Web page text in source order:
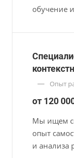
обучение
— Опыт
от 120
Мы ищем
опыт
и анализа